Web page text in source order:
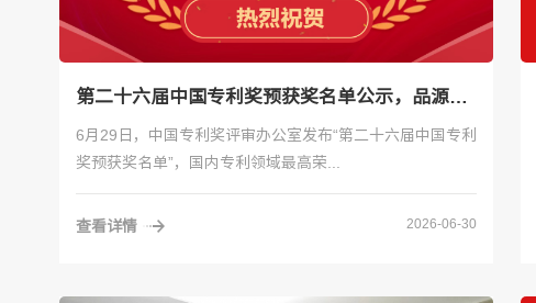
第二十六届中国专利奖预获奖名单公示，品源代理15件专利上榜，稳居行业前列
6月29日，中国专利奖评审办公室发布“第二十六届中国专利
奖预获奖名单”，国内专利领域最高荣...
查看详情 2026-06-30